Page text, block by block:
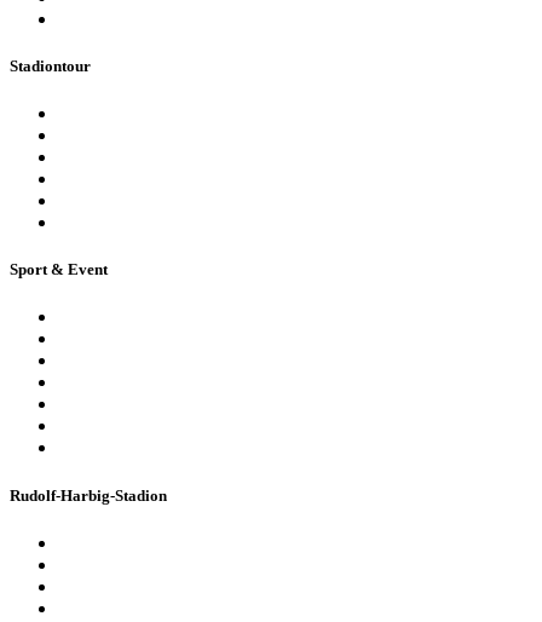
Stadiontour
Sport & Event
Rudolf-Harbig-Stadion